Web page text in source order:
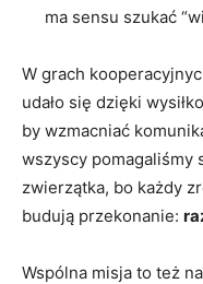
ma sensu szukać
W grach
udało się dzięki
by wzmacniać
wszyscy pomagaliśmy
zwierzątka, bo każdy
budują przekonanie:
Wspólna misja to też